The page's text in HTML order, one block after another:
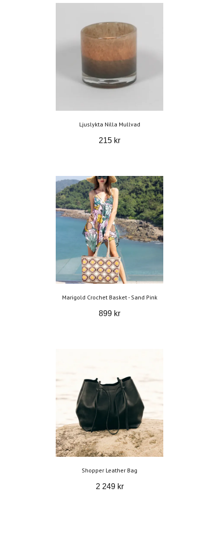
Ljuslykta Nilla Mullvad
215 kr
Marigold Crochet Basket - Sand Pink
899 kr
Shopper Leather Bag
2 249 kr